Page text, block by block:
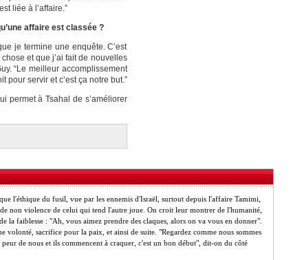
liée à l’affaire.”
affaire est classée ?
je termine une enquête. C’est
et que j’ai fait de nouvelles
“Le meilleur accomplissement
pour servir et c’est ça notre but.”
permet à Tsahal de s’améliorer
l'éthique du fusil, vue par les ennemis d'Israël, surtout depuis l'affaire Tamimi,
de non violence de celui qui tend l'autre joue. On croit leur montrer de l'humanité,
la faiblesse : "Ah, vous aimez prendre des claques, alors on va vous en donner".
volonté, sacrifice pour la paix, et ainsi de suite. "Regardez comme nous sommes
de nous et ils commencent à craquer, c'est un bon début", dit-on du côté